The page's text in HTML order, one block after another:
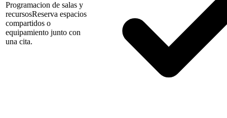
Programacion de salas y
recursosReserva espacios
compartidos o
equipamiento junto con
una cita.